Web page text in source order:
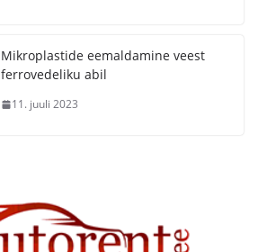
Mikroplastide eemaldamine veest
ferrovedeliku abil
11. juuli 2023